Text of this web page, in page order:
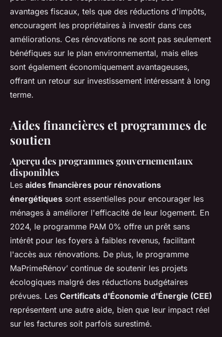
avantages fiscaux, tels que des réductions d'impôts,
encouragent les propriétaires à investir dans ces
améliorations. Ces rénovations ne sont pas seulement
bénéfiques sur le plan environnemental, mais elles
sont également économiquement avantageuses,
offrant un retour sur investissement intéressant à long
terme.
Aides financières et programmes de
soutien
Aperçu des programmes gouvernementaux
disponibles
Les aides financières pour rénovations
énergétiques sont essentielles pour encourager les
ménages à améliorer l'efficacité de leur logement. En
2024, le programme PAM 0% offre un prêt sans
intérêt pour les foyers à faibles revenus, facilitant
l'accès aux rénovations. De plus, le programme
MaPrimeRénov’ continue de soutenir les projets
écologiques malgré des réductions budgétaires
prévues. Les Certificats d'Économie d'Énergie (CEE)
représentent une autre aide, bien que leur impact réel
sur les factures soit parfois surestimé.